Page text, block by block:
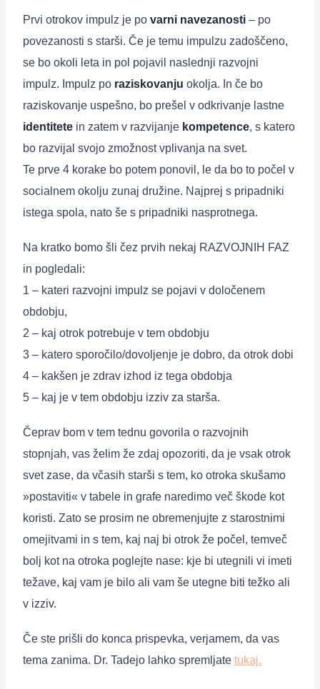
Prvi otrokov impulz je po varni navezanosti – po
povezanosti s starši. Če je temu impulzu zadoščeno,
se bo okoli leta in pol pojavil naslednji razvojni
impulz. Impulz po raziskovanju okolja. In če bo
raziskovanje uspešno, bo prešel v odkrivanje lastne
identitete in zatem v razvijanje kompetence, s katero
bo razvijal svojo zmožnost vplivanja na svet.
Te prve 4 korake bo potem ponovil, le da bo to počel v
socialnem okolju zunaj družine. Najprej s pripadniki
istega spola, nato še s pripadniki nasprotnega.
Na kratko bomo šli čez prvih nekaj RAZVOJNIH FAZ
in pogledali:
1 – kateri razvojni impulz se pojavi v določenem
obdobju,
2 – kaj otrok potrebuje v tem obdobju
3 – katero sporočilo/dovoljenje je dobro, da otrok dobi
4 – kakšen je zdrav izhod iz tega obdobja
5 – kaj je v tem obdobju izziv za starša.
Čeprav bom v tem tednu govorila o razvojnih
stopnjah, vas želim že zdaj opozoriti, da je vsak otrok
svet zase, da včasih starši s tem, ko otroka skušamo
»postaviti« v tabele in grafe naredimo več škode kot
koristi. Zato se prosim ne obremenjujte z starostnimi
omejitvami in s tem, kaj naj bi otrok že počel, temveč
bolj kot na otroka poglejte nase: kje bi utegnili vi imeti
težave, kaj vam je bilo ali vam še utegne biti težko ali
v izziv.
Če ste prišli do konca prispevka, verjamem, da vas
tema zanima. Dr. Tadejo lahko spremljate tukaj.